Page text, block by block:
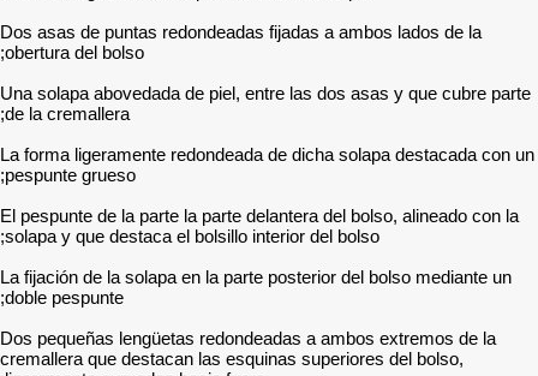
Dos asas de puntas
Una solapa abovedada
La forma ligeramente
El pespunte de la parte la
solapa y que destaca el
La fijación de la solapa en
Dos pequeñas lengüetas
cremallera que destacan